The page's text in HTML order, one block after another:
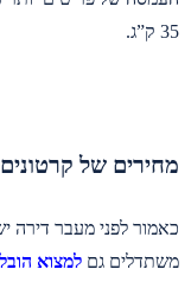
35 ק”ג.
מחירים של קרטונים
כאמור לפני מעבר דירה
משתדלים גם למצוא